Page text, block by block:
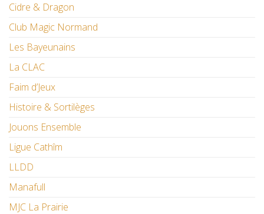
Cidre & Dragon
Club Magic Normand
Les Bayeunains
La CLAC
Faim d’Jeux
Histoire & Sortilèges
Jouons Ensemble
Ligue Cathîm
LLDD
Manafull
MJC La Prairie